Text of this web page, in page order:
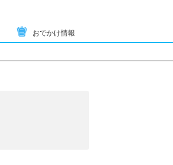
おでかけ情報